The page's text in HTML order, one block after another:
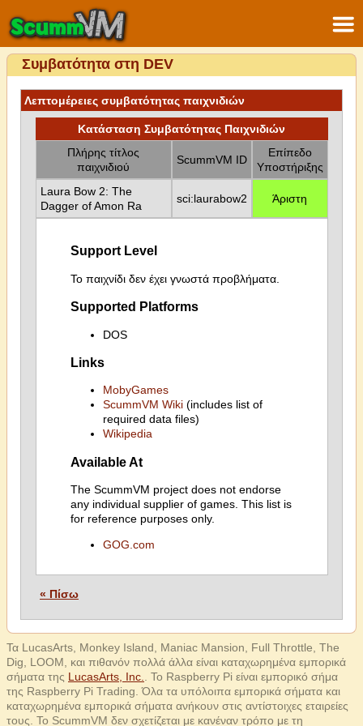
Συμβατότητα στη DEV
Λεπτομέρειες συμβατότητας παιχνιδιών
Κατάσταση Συμβατότητας Παιχνιδιών
Πλήρης τίτλος
παιχνιδιού
ScummVM ID
Επίπεδο
Υποστήριξης
Laura Bow 2: The
Dagger of Amon Ra
sci:laurabow2 Άριστη
Support Level
Το παιχνίδι δεν έχει γνωστά προβλήματα.
Supported Platforms
DOS
Links
MobyGames
ScummVM Wiki(includes list of
required data files)
Wikipedia
Available At
The ScummVM project does not endorse
any individual supplier of games. This list is
for reference purposes only.
GOG.com
« Πίσω
Τα LucasArts, Monkey Island, Maniac Mansion, Full Throttle, The
Dig, LOOM, και πιθανόν πολλά άλλα είναι καταχωρημένα εμπορικά
σήματα της LucasArts, Inc.
. Το Raspberry Pi είναι εμπορικό σήμα
της Raspberry Pi Trading. Όλα τα υπόλοιπα εμπορικά σήματα και
καταχωρημένα εμπορικά σήματα ανήκουν στις αντίστοιχες εταιρείες
τους. Το ScummVM δεν σχετίζεται με κανέναν τρόπο με τη